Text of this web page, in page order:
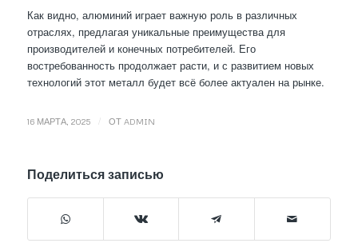
Как видно, алюминий играет важную роль в различных
отраслях, предлагая уникальные преимущества для
производителей и конечных потребителей. Его
востребованность продолжает расти, и с развитием новых
технологий этот металл будет всё более актуален на рынке.
16 МАРТА, 2025 ОТ ADMIN
Поделиться записью